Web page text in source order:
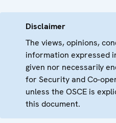
Disclaimer
The views, opinions,
information expressed
given nor necessarily
for Security and Co-
unless the OSCE is
this document.